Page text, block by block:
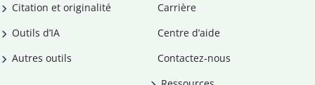
Citation et originalité
Outils d’IA
Autres outils
Carrière
Centre d’aide
Contactez-nous